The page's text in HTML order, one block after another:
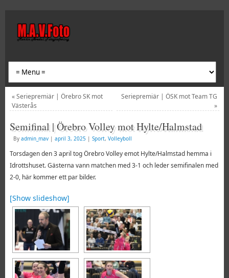
«Seriepremiär | Örebro SK mot
Västerås
Seriepremiär | ÖSK mot Team TG
»
Semifinal | Örebro Volley mot Hylte/Halmstad
By admin_mav | april 3, 2025 | Sport, Volleyboll
Torsdagen den 3 april tog Örebro Volley emot Hylte/Halmstad hemma i
Idrottshuset.Gästerna vann matchen med 3-1 och leder semifinalen med
2-0, här kommer ett par bilder.
[Show slideshow]